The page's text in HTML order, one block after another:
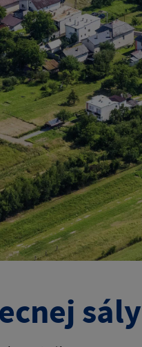
sály